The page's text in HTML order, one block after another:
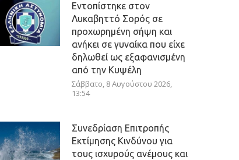
Εντοπίστηκε στον
Λυκαβηττό Σορός σε
προχωρημένη σήψη και
ανήκει σε γυναίκα που είχε
δηλωθεί ως εξαφανισμένη
από την Κυψέλη
Σάββατο, 8 Αυγούστου 2026,
13:54
Συνεδρίαση Επιτροπής
Εκτίμησης Κινδύνου για
τους ισχυρούς ανέμους και